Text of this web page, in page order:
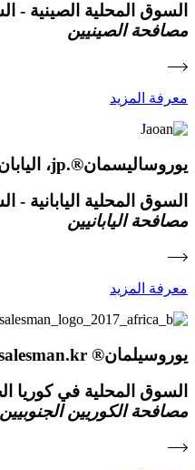
السوق المحلية الصينية -
مصافحة الصينيين
معرفة المزيد
يوروساليسمان®.jp، اليابان
السوق المحلية اليابانية -
مصافحة اليابانيين
معرفة المزيد
يوروسيلمان® Eurosalesman.kr، كوريا الجنوبية
السوق المحلية في كوريا
مصافحة الكوريين الجنوبيين